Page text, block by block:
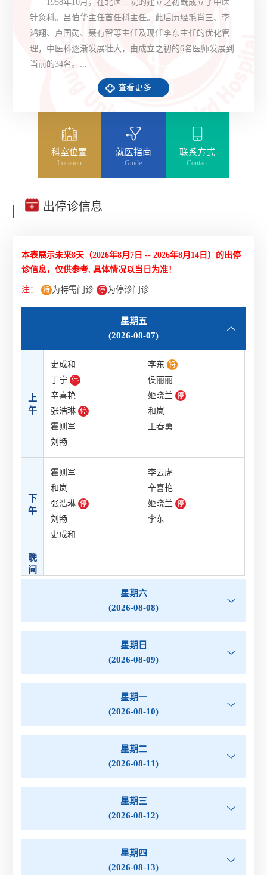
1958年10月，在北医三院的建立之初既成立了中医
针灸科。吕伯华主任首任科主任。此后历经毛肖三、李
鸿翔、卢国勋、聂有智等主任及现任李东主任的优化管
理，中医科逐渐发展壮大，由成立之初的6名医师发展到
当前的34名。...
查看更多
科室位置
Location
就医指南
Guide
联系方式
Contact
出停诊信息
本表展示未来8天（2026年8月7日 -- 2026年8月14日 ）的出停
诊信息，仅供参考, 具体情况以当日为准！
注： 特为特需门诊 停为停诊门诊
星期五
(2026-08-07)
上
午
史成和 李东 特
丁宁 停
侯丽丽
辛喜艳
姬晓兰 停
张浩琳 停
和岚
霍则军
王春勇
刘畅
下
午
霍则军
李云虎
和岚
辛喜艳
张浩琳 停 姬晓兰 停
刘畅
李东
史成和
晚
间
星期六
(2026-08-08)
星期日
(2026-08-09)
星期一
(2026-08-10)
星期二
(2026-08-11)
星期三
(2026-08-12)
星期四
(2026-08-13)